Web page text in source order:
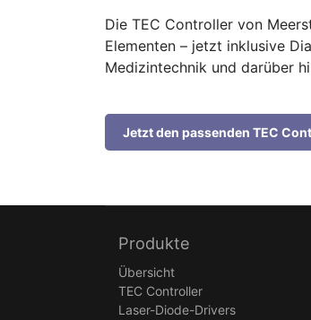
Die TEC Controller von
Elementen – jetzt inklusive
Medizintechnik und darüber
Jetzt den passenden TEC
Produkte
Übersicht
TEC Controller
Laser-Diode-Drivers